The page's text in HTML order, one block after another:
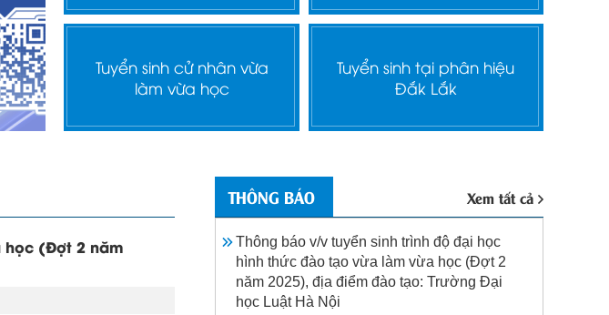
Tuyển sinh cử nhân vừa
làm vừa học
Tuyển sinh tại phân hiệu
Đắk Lắk
học (Đợt 2 năm
THÔNG BÁO Xem tất cả
Thông báo v/v tuyển sinh trình độ đại học
hình thức đào tạo vừa làm vừa học (Đợt 2
năm 2025), địa điểm đào tạo: Trường Đại
học Luật Hà Nội